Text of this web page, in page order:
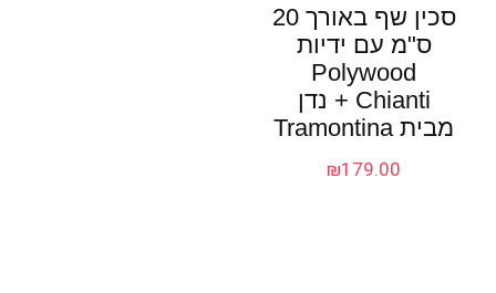
סכין שף באורך 20
ס"מ עם ידיות
Polywood
Chianti + נדן
מבית Tramontina
₪179.00